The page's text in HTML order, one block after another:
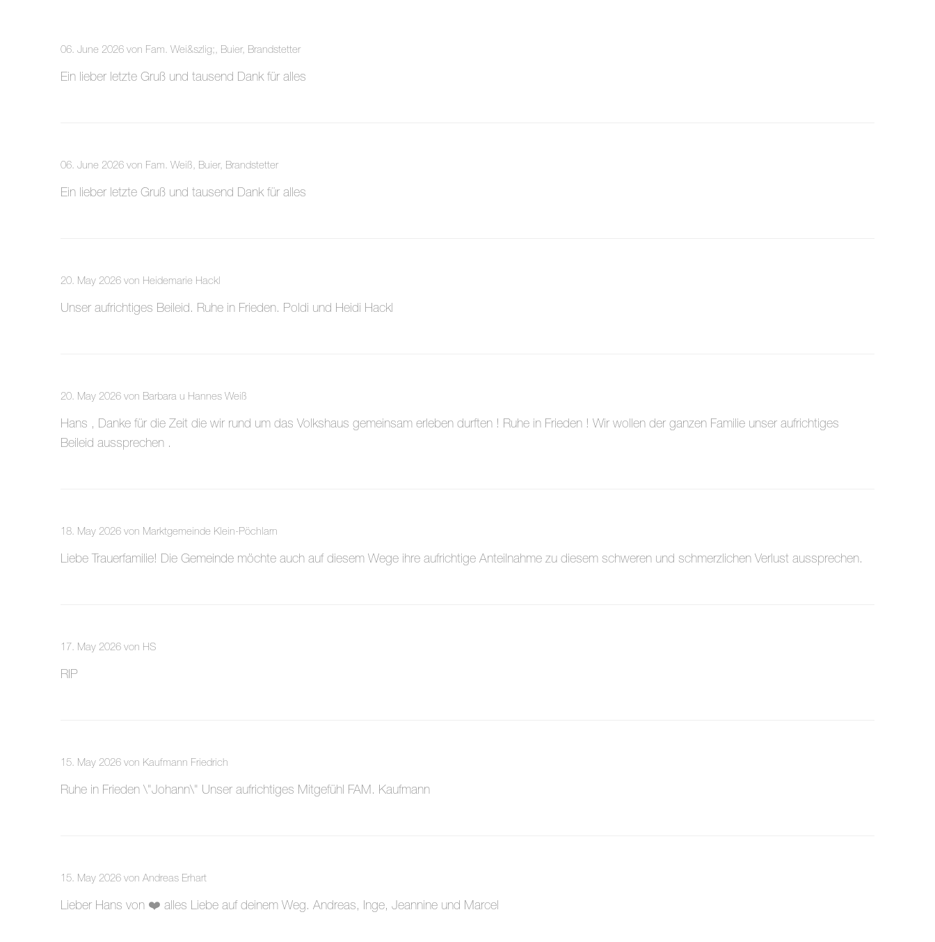
06. June 2026 von Fam. Wei&szlig;, Buier, Brandstetter
Ein lieber letzte Gruß und tausend Dank für alles
06. June 2026 von Fam. Weiß, Buier, Brandstetter
Ein lieber letzte Gruß und tausend Dank für alles
20. May 2026 von Heidemarie Hackl
Unser aufrichtiges Beileid. Ruhe in Frieden. Poldi und Heidi Hackl
20. May 2026 von Barbara u Hannes Weiß
Hans , Danke für die Zeit die wir rund um das Volkshaus gemeinsam erleben durften ! Ruhe in Frieden ! Wir wollen der ganzen Familie unser aufrichtiges
Beileid aussprechen .
18. May 2026 von Marktgemeinde Klein-Pöchlarn
Liebe Trauerfamilie! Die Gemeinde möchte auch auf diesem Wege ihre aufrichtige Anteilnahme zu diesem schweren und schmerzlichen Verlust aussprechen.
17. May 2026 von HS
RIP
15. May 2026 von Kaufmann Friedrich
Ruhe in Frieden \"Johann\" Unser aufrichtiges Mitgefühl FAM. Kaufmann
15. May 2026 von Andreas Erhart
Lieber Hans von ❤️ alles Liebe auf deinem Weg. Andreas, Inge, Jeannine und Marcel